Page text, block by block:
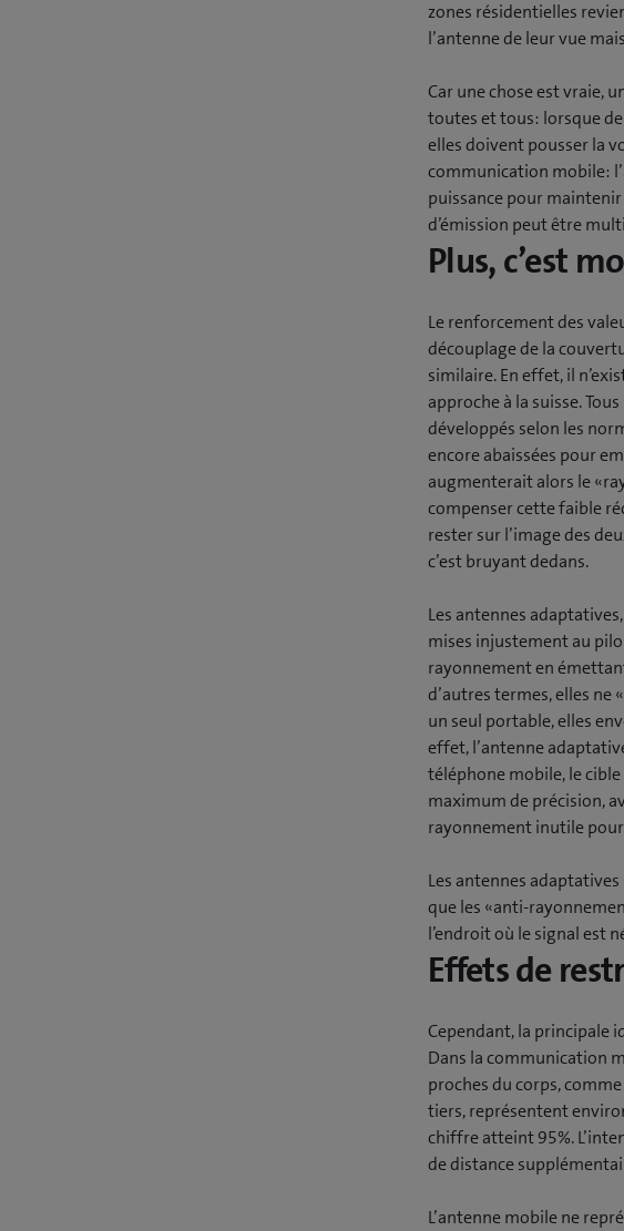
zones résidentielles
l’antenne de leur vue
Car une chose est vraie,
toutes et tous: lorsque
elles doivent pousser la
communication mobile:
puissance pour
d’émission peut être
Plus, c’est
Le renforcement des
découplage de la
similaire. En effet, il
approche à la suisse.
développés selon les
encore abaissées pour
augmenterait alors le
compenser cette faible
rester sur l’image des
c’est bruyant dedans.
Les antennes
mises injustement au
rayonnement en
d’autres termes, elles ne
un seul portable, elles
effet, l’antenne
téléphone mobile, le
maximum de précision,
rayonnement inutile
Les antennes
que les «anti-
l’endroit où le signal est
Effets de
Cependant, la principale
Dans la communication
proches du corps,
tiers, représentent
chiffre atteint 95%.
de distance
L’antenne mobile ne